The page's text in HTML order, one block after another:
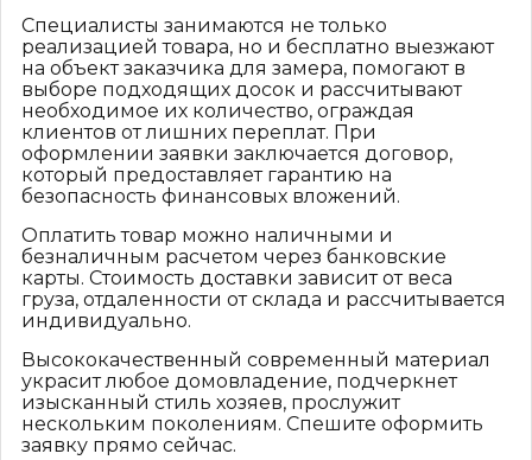
Специалисты занимаются не только
реализацией товара, но и бесплатно выезжают
на объект заказчика для замера, помогают в
выборе подходящих досок и рассчитывают
необходимое их количество, ограждая
клиентов от лишних переплат. При
оформлении заявки заключается договор,
который предоставляет гарантию на
безопасность финансовых вложений.
Оплатить товар можно наличными и
безналичным расчетом через банковские
карты. Стоимость доставки зависит от веса
груза, отдаленности от склада и рассчитывается
индивидуально.
Высококачественный современный материал
украсит любое домовладение, подчеркнет
изысканный стиль хозяев, прослужит
нескольким поколениям. Спешите оформить
заявку прямо сейчас.